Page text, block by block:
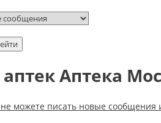
Аптека